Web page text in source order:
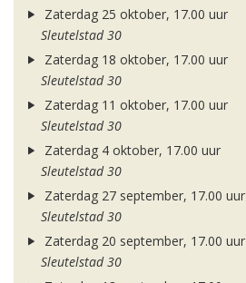
Zaterdag 25 oktober, 17.00 uur
Sleutelstad 30
Zaterdag 18 oktober, 17.00 uur
Sleutelstad 30
Zaterdag 11 oktober, 17.00 uur
Sleutelstad 30
Zaterdag 4 oktober, 17.00 uur
Sleutelstad 30
Zaterdag 27 september, 17.00 uur
Sleutelstad 30
Zaterdag 20 september, 17.00 uur
Sleutelstad 30